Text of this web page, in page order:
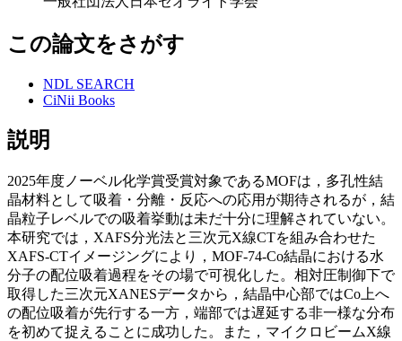
この論文をさがす
NDL SEARCH
CiNii Books
説明
2025年度ノーベル化学賞受賞対象であるMOFは，多孔性結
晶材料として吸着・分離・反応への応用が期待されるが，結
晶粒子レベルでの吸着挙動は未だ十分に理解されていない。
本研究では，XAFS分光法と三次元X線CTを組み合わせた
XAFS-CTイメージングにより，MOF-74-Co結晶における水
分子の配位吸着過程をその場で可視化した。相対圧制御下で
取得した三次元XANESデータから，結晶中心部ではCo上へ
の配位吸着が先行する一方，端部では遅延する非一様な分布
を初めて捉えることに成功した。また，マイクロビームX線